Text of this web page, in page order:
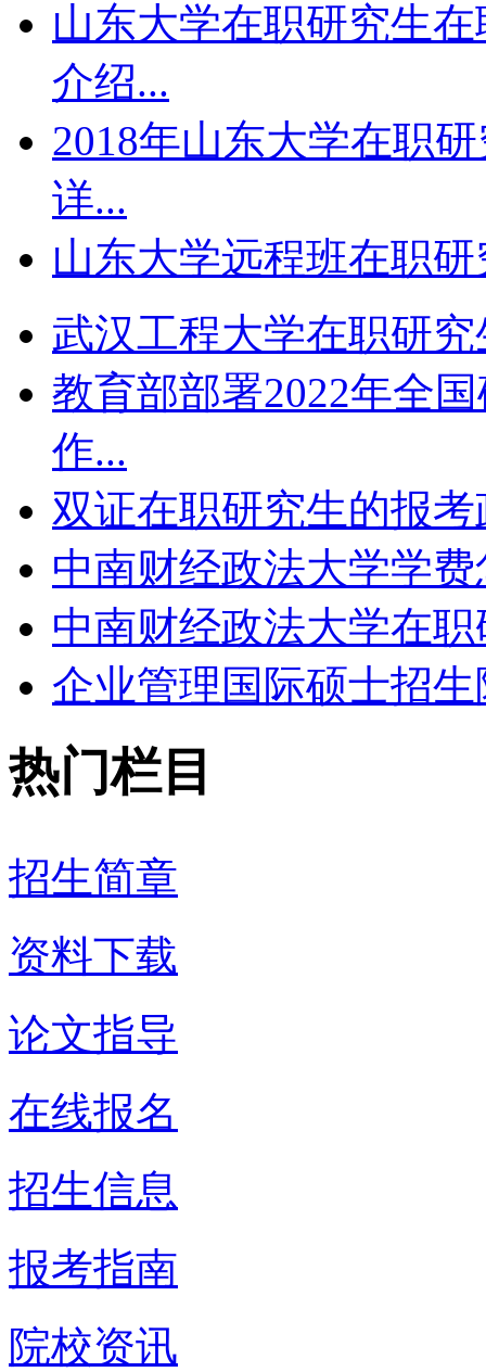
山东大学在职研究生
介绍...
2018年山东大学在职
详...
山东大学远程班在职
武汉工程大学在职研
教育部部署2022年全
作...
双证在职研究生的报考
中南财经政法大学学
中南财经政法大学在
企业管理国际硕士招
热门栏目
招生简章
资料下载
论文指导
在线报名
招生信息
报考指南
院校资讯